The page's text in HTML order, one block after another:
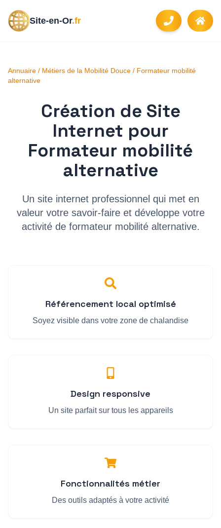
Site-en-Or.fr
Annuaire / Métiers de la Mobilité Douce / Formateur mobilité
alternative
Création de Site
Internet pour
Formateur mobilité
alternative
Un site internet professionnel qui met en
valeur votre savoir-faire et développe votre
activité de formateur mobilité alternative.
Référencement local optimisé
Soyez visible dans votre zone de chalandise
Design responsive
Un site parfait sur tous les appareils
Fonctionnalités métier
Des outils adaptés à votre activité